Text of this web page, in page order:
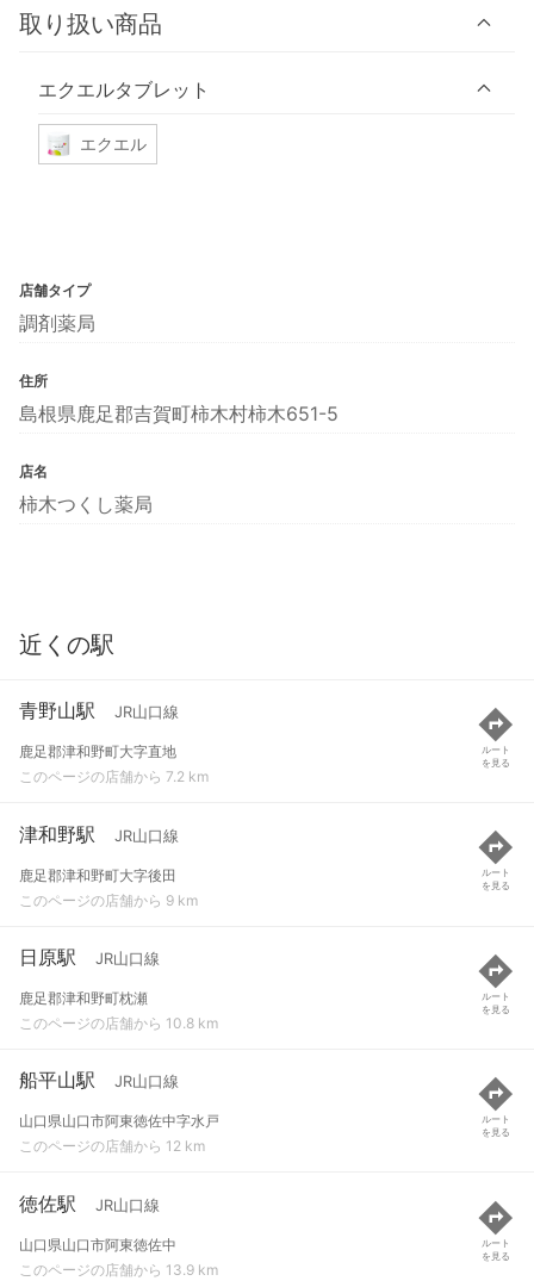
取り扱い商品
エクエルタブレット
エクエル
店舗タイプ
調剤薬局
住所
島根県鹿足郡吉賀町柿木村柿木651-5
店名
柿木つくし薬局
近くの駅
青野山駅 JR山口線
鹿足郡津和野町大字直地
このページの店舗から 7.2 km
ルート
を見る
津和野駅 JR山口線
鹿足郡津和野町大字後田
このページの店舗から 9 km
ルート
を見る
日原駅 JR山口線
鹿足郡津和野町枕瀬
このページの店舗から 10.8 km
ルート
を見る
船平山駅 JR山口線
山口県山口市阿東徳佐中字水戸
このページの店舗から 12 km
ルート
を見る
徳佐駅 JR山口線
山口県山口市阿東徳佐中
このページの店舗から 13.9 km
ルート
を見る